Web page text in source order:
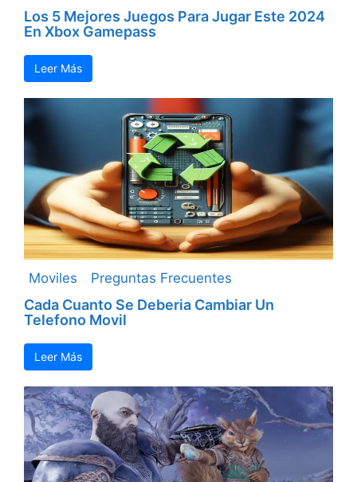
Los 5 Mejores Juegos Para Jugar Este 2024
En Xbox Gamepass
Leer Más
Moviles Preguntas Frecuentes
Cada Cuanto Se Deberia Cambiar Un
Telefono Movil
Leer Más